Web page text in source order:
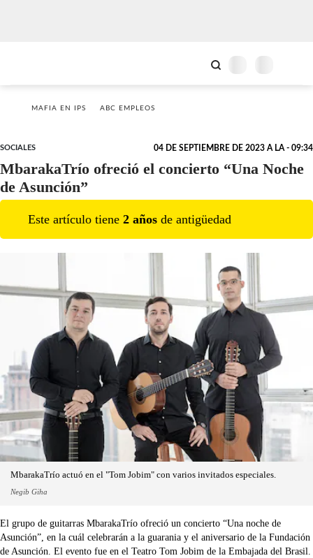
MAFIA EN IPS ABC EMPLEOS
SOCIALES 04 DE SEPTIEMBRE DE 2023 A LA - 09:34
MbarakaTrío ofreció el concierto “Una Noche
de Asunción”
Este artículo tiene 2 años de antigüedad
MbarakaTrío actuó en el "Tom Jobim" con varios invitados especiales.
Negib Giha
El grupo de guitarras MbarakaTrío ofreció un concierto “Una noche de
Asunción”, en la cuál celebrarán a la guarania y el aniversario de la Fundación
de Asunción. El evento fue en el Teatro Tom Jobim de la Embajada del Brasil.